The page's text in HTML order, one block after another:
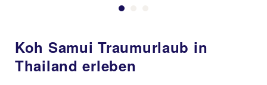
Koh Samui Traumurlaub in
Thailand erleben